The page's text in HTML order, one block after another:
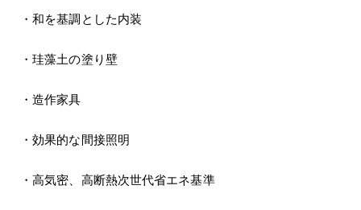
・和を基調とした内装
・珪藻土の塗り壁
・造作家具
・効果的な間接照明
・高気密、高断熱次世代省エネ基準